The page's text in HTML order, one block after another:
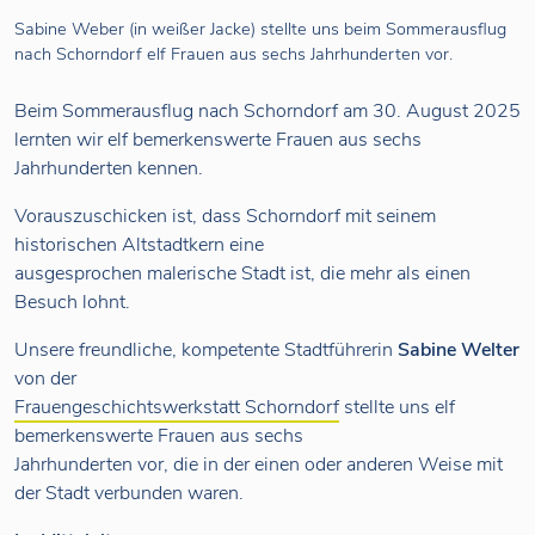
Sabine Weber (in weißer Jacke) stellte uns beim Sommerausflug
nach Schorndorf elf Frauen aus sechs Jahrhunderten vor.
Beim Sommerausflug nach Schorndorf am 30. August 2025
lernten wir elf bemerkenswerte Frauen aus sechs
Jahrhunderten kennen.
Vorauszuschicken ist, dass Schorndorf mit seinem
historischen Altstadtkern eine
ausgesprochen malerische Stadt ist, die mehr als einen
Besuch lohnt.
Unsere freundliche, kompetente Stadtführerin Sabine Welter
von der
Frauengeschichtswerkstatt Schorndorfstellte uns elf
bemerkenswerte Frauen aus sechs
Jahrhunderten vor, die in der einen oder anderen Weise mit
der Stadt verbunden waren.